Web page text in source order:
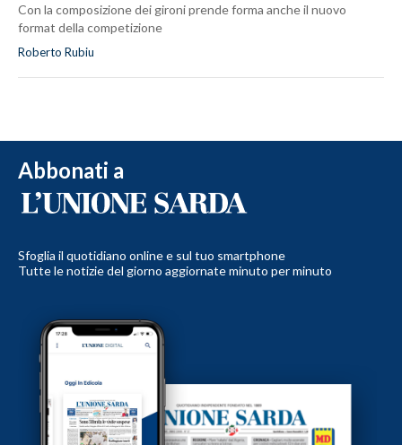
Con la composizione dei gironi prende forma anche il nuovo
format della competizione
Roberto Rubiu
Abbonati a
Sfoglia il quotidiano online e sul tuo smartphone
Tutte le notizie del giorno aggiornate minuto per minuto